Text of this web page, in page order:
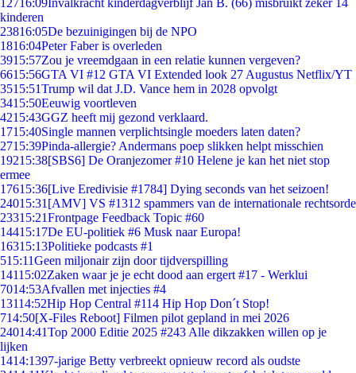
12716:09Invalkracht kinderdagverblijf Jan B. (66) misbruikt zeker 14
kinderen
23816:05De bezuinigingen bij de NPO
1816:04Peter Faber is overleden
3915:57Zou je vreemdgaan in een relatie kunnen vergeven?
6615:56GTA VI #12 GTA VI Extended look 27 Augustus Netflix/YT
3515:51Trump wil dat J.D. Vance hem in 2028 opvolgt
3415:50Eeuwig voortleven
4215:43GGZ heeft mij gezond verklaard.
1715:40Single mannen verplichtsingle moeders laten daten?
2715:39Pinda-allergie? Andermans poep slikken helpt misschien
19215:38[SBS6] De Oranjezomer #10 Helene je kan het niet stop
ermee
17615:36[Live Eredivisie #1784] Dying seconds van het seizoen!
24015:31 [AMV] VS #1312 spammers van de internationale rechtsorde
23315:21Frontpage Feedback Topic #60
14415:17De EU-politiek #6 Musk naar Europa!
16315:13Politieke podcasts #1
515:11Geen miljonair zijn door tijdverspilling
14115:02Zaken waar je je echt dood aan ergert #17 - Werklui
7014:53Afvallen met injecties #4
13114:52Hip Hop Central #114 Hip Hop Don´t Stop!
714:50[X-Files Reboot] Filmen pilot gepland in mei 2026
24014:41Top 2000 Editie 2025 #243 Alle dikzakken willen op je
lijken
1414:1397-jarige Betty verbreekt opnieuw record als oudste